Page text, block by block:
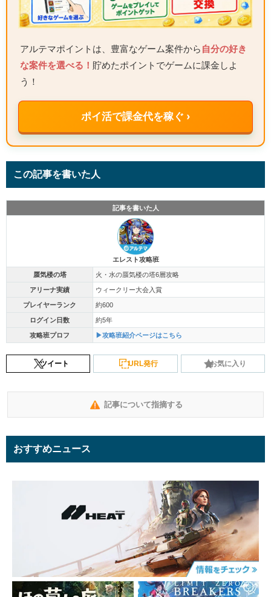
アルテマポイントは、豊富なゲーム案件から 自分の好き
な案件を選べる！ 貯めたポイントでゲームに課金しよ
う！
ポイ活で課金代を稼ぐ ›
この記事を書いた人
記事を書いた人
エレスト攻略班
蜃気楼の塔 火・水の蜃気楼の塔6層攻略
アリーナ実績 ウィークリー大会入賞
プレイヤーランク 約600
ログイン日数 約5年
攻略班プロフ ▶攻略班紹介ページはこちら
ツイート URL発行 お気に入り
記事について指摘する
おすすめニュース